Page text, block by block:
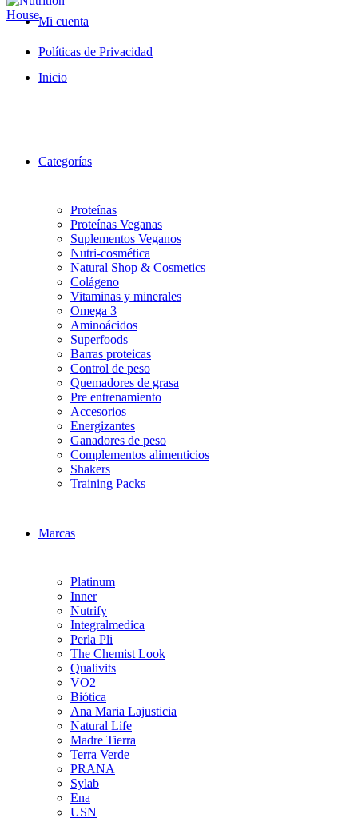
Mi cuenta
Políticas de Privacidad
Inicio
Categorías
Proteínas
Proteínas Veganas
Suplementos Veganos
Nutri-cosmética
Natural Shop & Cosmetics
Colágeno
Vitaminas y minerales
Omega 3
Aminoácidos
Superfoods
Barras proteicas
Control de peso
Quemadores de grasa
Pre entrenamiento
Accesorios
Energizantes
Ganadores de peso
Complementos alimenticios
Shakers
Training Packs
Marcas
Platinum
Inner
Nutrify
Integralmedica
Perla Pli
The Chemist Look
Qualivits
VO2
Biótica
Ana Maria Lajusticia
Natural Life
Madre Tierra
Terra Verde
PRANA
Sylab
Ena
USN